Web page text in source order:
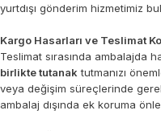
yurtdışı gönderim hizmetimiz
Kargo Hasarları ve Teslimat
Teslimat sırasında ambalajda
birlikte tutanaktutmanızı
veya değişim süreçlerinde
ambalaj dışında ek koruma